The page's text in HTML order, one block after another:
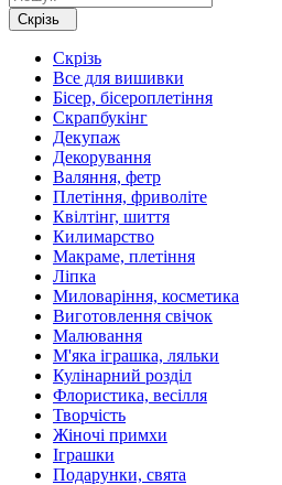
Скрізь
Скрізь
Все для вишивки
Бісер, бісероплетіння
Скрапбукінг
Декупаж
Декорування
Валяння, фетр
Плетіння, фриволіте
Квілтінг, шиття
Килимарство
Макраме, плетіння
Ліпка
Миловаріння, косметика
Виготовлення свічок
Малювання
М'яка іграшка, ляльки
Кулінарний розділ
Флористика, весілля
Творчість
Жіночі примхи
Іграшки
Подарунки, свята